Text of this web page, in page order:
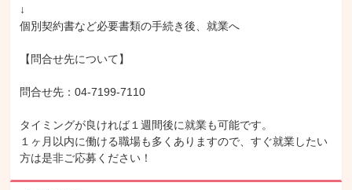
↓
個別契約書など必要書類の手続き後、就業へ
【問合せ先について】
問合せ先：04-7199-7110
タイミングが良ければ１週間後に就業も可能です。
１ヶ月以内に働ける職場も多くありますので、すぐ就業したい
方は是非ご応募ください！